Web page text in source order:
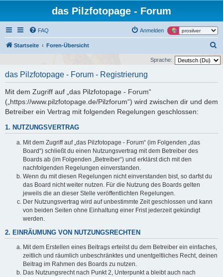
das Pilzfotopage - Forum
FAQ Anmelden
Startseite Foren-Übersicht
u
Sprache:
das Pilzfotopage - Forum - Registrierung
Mit dem Zugriff auf „das Pilzfotopage - Forum“
(„https://www.pilzfotopage.de/Pilzforum“) wird zwischen dir und dem
Betreiber ein Vertrag mit folgenden Regelungen geschlossen:
1. NUTZUNGSVERTRAG
Mit dem Zugriff auf „das Pilzfotopage - Forum“ (im Folgenden „das
Board“) schließt du einen Nutzungsvertrag mit dem Betreiber des
Boards ab (im Folgenden „Betreiber“) und erklärst dich mit den
nachfolgenden Regelungen einverstanden.
Wenn du mit diesen Regelungen nicht einverstanden bist, so darfst du
das Board nicht weiter nutzen. Für die Nutzung des Boards gelten
jeweils die an dieser Stelle veröffentlichten Regelungen.
Der Nutzungsvertrag wird auf unbestimmte Zeit geschlossen und kann
von beiden Seiten ohne Einhaltung einer Frist jederzeit gekündigt
werden.
2. EINRÄUMUNG VON NUTZUNGSRECHTEN
Mit dem Erstellen eines Beitrags erteilst du dem Betreiber ein einfaches,
zeitlich und räumlich unbeschränktes und unentgeltliches Recht, deinen
Beitrag im Rahmen des Boards zu nutzen.
Das Nutzungsrecht nach Punkt 2, Unterpunkt a bleibt auch nach